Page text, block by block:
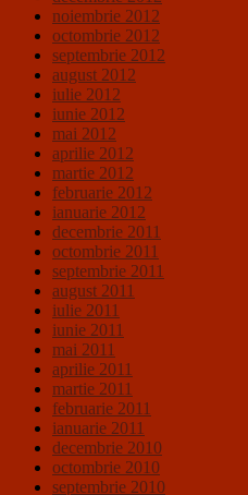
noiembrie 2012
octombrie 2012
septembrie 2012
august 2012
iulie 2012
iunie 2012
mai 2012
aprilie 2012
martie 2012
februarie 2012
ianuarie 2012
decembrie 2011
octombrie 2011
septembrie 2011
august 2011
iulie 2011
iunie 2011
mai 2011
aprilie 2011
martie 2011
februarie 2011
ianuarie 2011
decembrie 2010
octombrie 2010
septembrie 2010